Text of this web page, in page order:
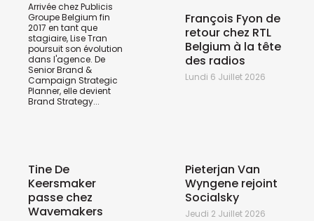
Arrivée chez Publicis
Groupe Belgium fin
2017 en tant que
stagiaire, Lise Tran
poursuit son évolution
dans l'agence. De
Senior Brand &
Campaign Strategic
Planner, elle devient
Brand Strategy...
François Fyon de
retour chez RTL
Belgium à la tête
des radios
Lundi 6 Juillet 2026
Tine De
Keersmaker
passe chez
Wavemakers
Pieterjan Van
Wyngene rejoint
Socialsky
Jeudi 2 Juillet 2026